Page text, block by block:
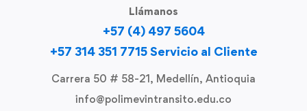
Llámanos
+57 (4) 497 5604
+57 314 351 7715 Servicio al Cliente
Carrera 50 # 58-21, Medellín, Antioquia
info@polimevintransito.edu.co